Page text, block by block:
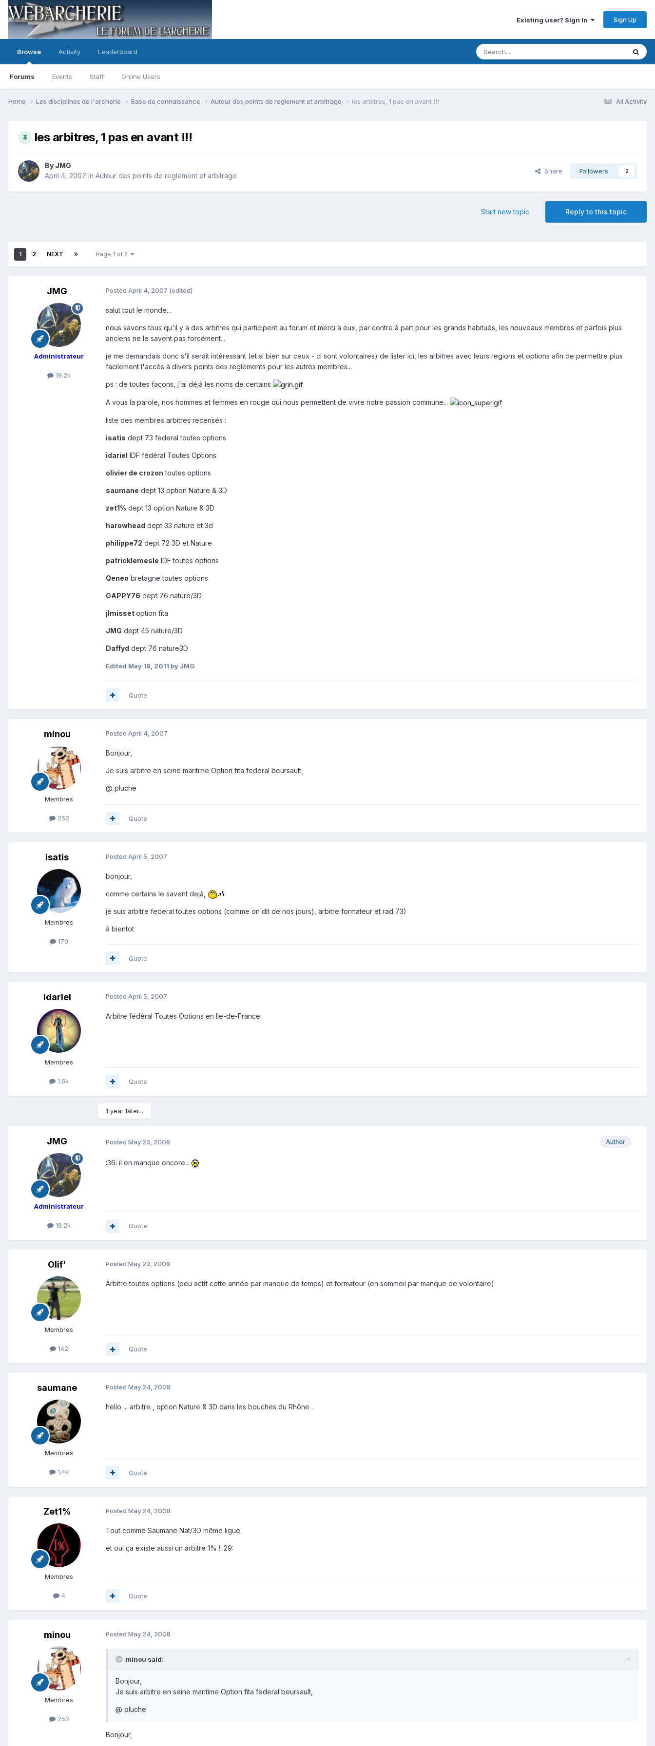
Existing user? Sign In Sign Up
Browse
Forums Events Staff Online Users
Activity Leaderboard
All Activity
Home Les disciplines de l'archerie Base de connaissance Autour des points de reglement et arbitrage les arbitres, 1 pas en avant !!!
les arbitres, 1 pas en avant !!!
By JMG
April 4, 2007 in Autour des points de reglement et arbitrage
Share Followers 2
Reply to this topic
Start new topic
1 2 NEXT Page 1 of 2
JMG
Administrateur
19.2k
Posted April 4, 2007 (edited)
salut tout le monde...
nous savons tous qu'il y a des arbitres qui participent au forum et merci à eux, par contre à part pour les grands habitués, les nouveaux membres et parfois plus
anciens ne le savent pas forcément...
je me demandais donc s'il serait intéressant (et si bien sur ceux - ci sont volontaires) de lister ici, les arbitres avec leurs regions et options afin de permettre plus
facilement l'accès à divers points des reglements pour les autres membres...
ps : de toutes façons, j'ai déjà les noms de certains
A vous la parole, nos hommes et femmes en rouge qui nous permettent de vivre notre passion commune...
liste des membres arbitres recensés :
isatis dept 73 federal toutes options
idariel IDF fédéral Toutes Options
olivier de crozon toutes options
saumane dept 13 option Nature & 3D
zet1% dept 13 option Nature & 3D
harowhead dept 33 nature et 3d
philippe72 dept 72 3D et Nature
patricklemesle IDF toutes options
Qeneo bretagne toutes options
GAPPY76 dept 76 nature/3D
jlmissetoption fita
JMG dept 45 nature/3D
Daffyd dept 76 nature3D
Edited May 18, 2011 by JMG
Quote
minou
Membres
252
Posted April 4, 2007
Bonjour,
Je suis arbitre en seine maritime Option fita federal beursault,
@ pluche
Quote
isatis
Membres
170
Posted April 5, 2007
bonjour,
comme certains le savent dejà,
je suis arbitre federal toutes options (comme on dit de nos jours), arbitre formateur et rad 73)
à bientot
Quote
Idariel
Membres
1.6k
Posted April 5, 2007
Arbitre fédéral Toutes Options en Ile-de-France
Quote
1 year later...
JMG
Administrateur
19.2k
Author
Posted May 23, 2008
:36: il en manque encore...
Quote
Olif'
Membres
142
Posted May 23, 2008
Arbitre toutes options (peu actif cette année par manque de temps) et formateur (en sommeil par manque de volontaire).
Quote
saumane
Membres
1.4k
Posted May 24, 2008
hello ... arbitre , option Nature & 3D dans les bouches du Rhône .
Quote
Zet1%
Membres
4
Posted May 24, 2008
Tout comme Saumane Nat/3D même ligue
et oui ça existe aussi un arbitre 1% ! :29:
Quote
minou
Membres
252
Posted May 24, 2008
minou said:
Bonjour,
Je suis arbitre en seine maritime Option fita federal beursault,
@ pluche
Bonjour,